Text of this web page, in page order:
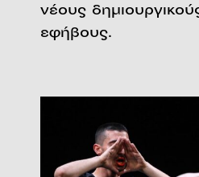
νέους
εφήβους.